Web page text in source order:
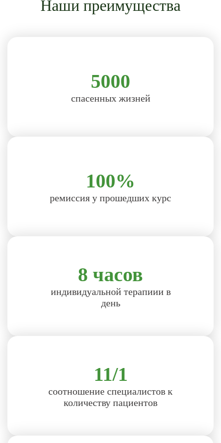
Наши преимущества
5000
спасенных жизней
100%
ремиссия у прошедших курс
8 часов
индивидуальной терапиии в
день
11/1
соотношение специалистов к
количеству пациентов